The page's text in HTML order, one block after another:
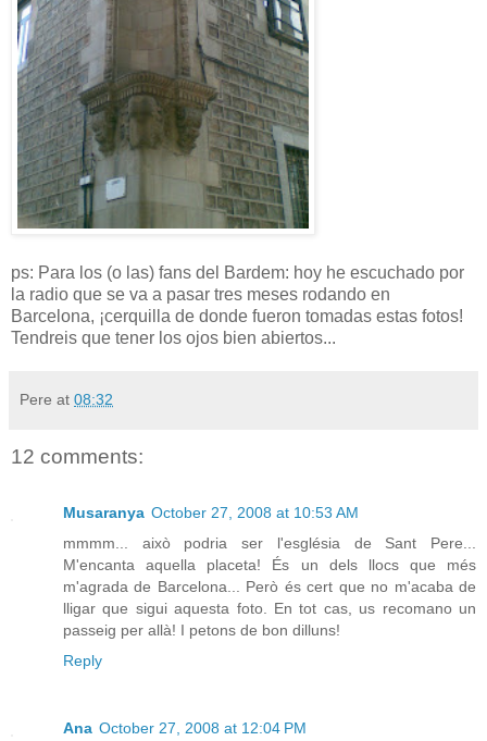
ps: Para los (o las) fans del Bardem: hoy he escuchado por
la radio que se va a pasar tres meses rodando en
Barcelona, ¡cerquilla de donde fueron tomadas estas fotos!
Tendreis que tener los ojos bien abiertos...
Pere at 08:32
12 comments:
Musaranya October 27, 2008 at 10:53 AM
mmmm... això podria ser l'església de Sant Pere...
M'encanta aquella placeta! És un dels llocs que més
m'agrada de Barcelona... Però és cert que no m'acaba de
lligar que sigui aquesta foto. En tot cas, us recomano un
passeig per allà! I petons de bon dilluns!
Reply
Ana October 27, 2008 at 12:04 PM